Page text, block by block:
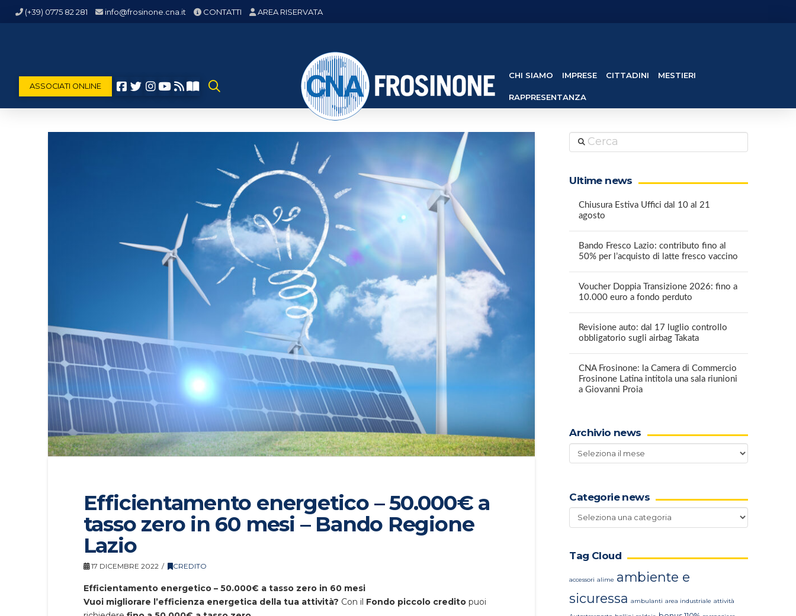
(+39) 0775 82 281 info@frosinone.cna.it CONTATTI AREA RISERVATA
ASSOCIATI ONLINE
CHI SIAMO IMPRESE CITTADINI MESTIERI
RAPPRESENTANZA
Efficientamento energetico – 50.000€ a
tasso zero in 60 mesi – Bando Regione
Lazio
17 DICEMBRE 2022 CREDITO
Efficientamento energetico – 50.000€ a tasso zero in 60 mesi
Vuoi migliorare l’efficienza energetica della tua attività? Con il Fondo piccolo creditopuoi
Cerca
Ultime news
Chiusura Estiva Uffici dal 10 al 21
agosto
Bando Fresco Lazio: contributo fino al
50% per l’acquisto di latte fresco vaccino
Voucher Doppia Transizione 2026: fino a
10.000 euro a fondo perduto
Revisione auto: dal 17 luglio controllo
obbligatorio sugli airbag Takata
CNA Frosinone: la Camera di Commercio
Frosinone Latina intitola una sala riunioni
a Giovanni Proia
Archivio news
Archivio
news
Categorie news
Categorie
news
Tag Cloud
accessori alime ambiente e
sicuressa ambulanti area industriale attività